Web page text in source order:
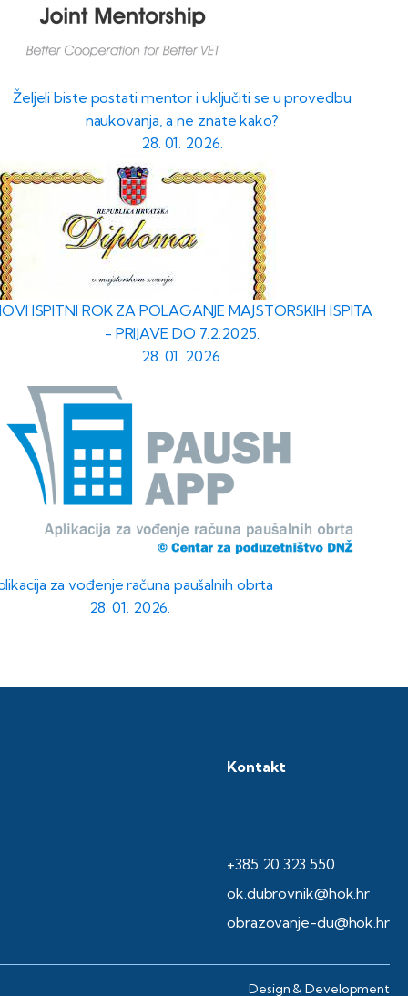
Željeli biste postati mentor i uključiti se u provedbu
naukovanja, a ne znate kako?
28. 01. 2026.
ISPITNI ROK ZA POLAGANJE MAJSTORSKIH ISPITA
- PRIJAVE DO 7.2.2025.
28. 01. 2026.
za vođenje računa paušalnih obrta
28. 01. 2026.
Kontakt
+385 20 323 550
ok.dubrovnik@hok.hr
obrazovanje-du@hok.hr
Design & Development